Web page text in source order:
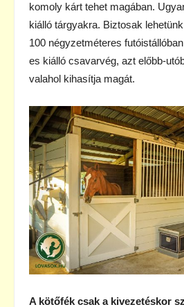
komoly kárt tehet magában.
kiálló tárgyakra. Biztosak
100 négyzetméteres
es kiálló csavarvég, azt előbb-
valahol kihasítja magát.
A kötőfék csak a kivezetéskor